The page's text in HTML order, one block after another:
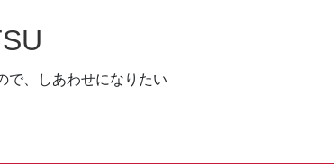
で、しあわせになりたい